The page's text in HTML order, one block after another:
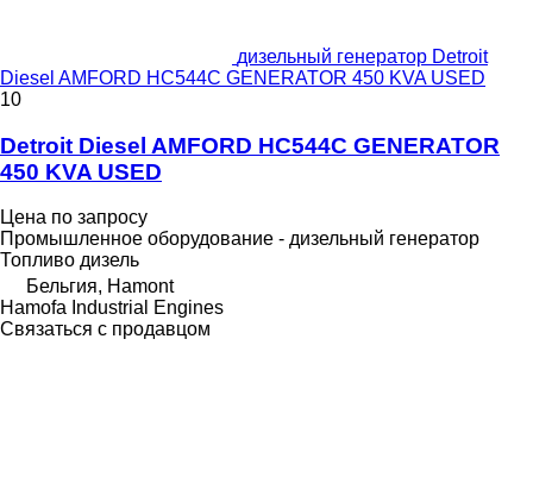
дизельный генератор Detroit
Diesel AMFORD HC544C GENERATOR 450 KVA USED
10
Detroit Diesel AMFORD HC544C GENERATOR
450 KVA USED
Цена по запросу
Промышленное оборудование - дизельный генератор
Топливо дизель
Бельгия, Hamont
Hamofa Industrial Engines
Связаться с продавцом